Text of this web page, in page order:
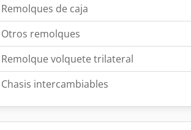
Remolques de caja
Otros remolques
Remolque volquete trilateral
Chasis intercambiables